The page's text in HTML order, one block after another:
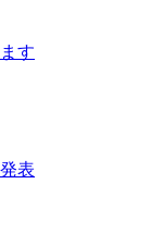
す
表